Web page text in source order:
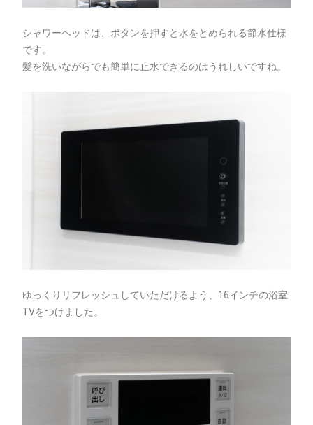
シャワーヘッドは、ボタンを押すと水をとめられる節水仕様
です。
髪を洗いながらでも簡単に止水できるのはうれしいですね。
ゆっくりリフレッシュしていただけるよう、16インチの浴室
TVをつけました。